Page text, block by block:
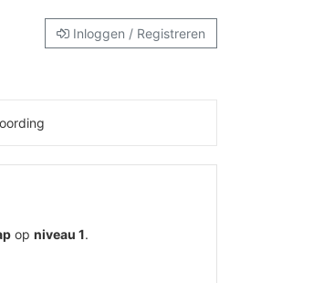
Inloggen / Registreren
op niveau 1.